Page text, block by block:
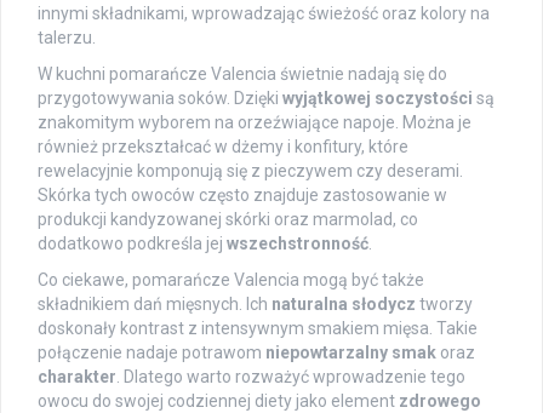
innymi składnikami, wprowadzając świeżość oraz kolory na
talerzu.
W kuchni pomarańcze Valencia świetnie nadają się do
przygotowywania soków. Dzięki wyjątkowej soczystości są
znakomitym wyborem na orzeźwiające napoje. Można je
również przekształcać w dżemy i konfitury, które
rewelacyjnie komponują się z pieczywem czy deserami.
Skórka tych owoców często znajduje zastosowanie w
produkcji kandyzowanej skórki oraz marmolad, co
dodatkowo podkreśla jej wszechstronność
Co ciekawe, pomarańcze Valencia mogą być także
składnikiem dań mięsnych. Ich naturalna słodycz tworzy
doskonały kontrast z intensywnym smakiem mięsa. Takie
połączenie nadaje potrawom niepowtarzalny smak oraz
charakter . Dlatego warto rozważyć wprowadzenie tego
owocu do swojej codziennej diety jako element zdrowego